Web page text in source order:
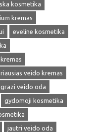
kosmetika
kremas
eveline kosmetika
veido kremas
grazi veido oda
gydomoji kosmetika
jautri veido oda